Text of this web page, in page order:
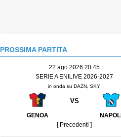
PROSSIMA PARTITA
22 ago 2026 20:45
SERIE A ENILIVE 2026-2027
in onda su DAZN, SKY
VS
GENOA
NAPOLI
[ Precedenti ]